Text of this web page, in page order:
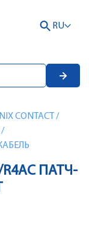
RU
CONTACT /
/
R4AC ПАТЧ-